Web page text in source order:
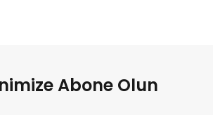
Abone Olun